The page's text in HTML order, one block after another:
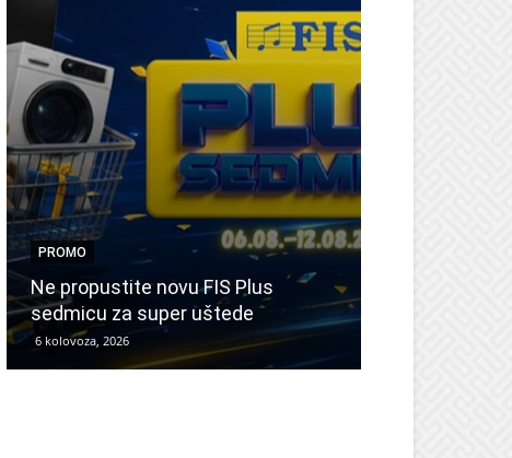
PROMO
Ne propustite novu FIS Plus
sedmicu za super uštede
6 kolovoza, 2026